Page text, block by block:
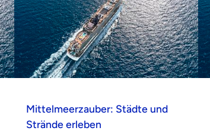
Mittelmeerzauber: Städte und
Strände erleben